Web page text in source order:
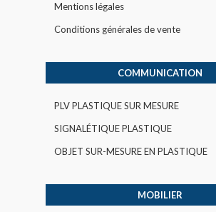
Mentions légales
Conditions générales de vente
COMMUNICATION
PLV PLASTIQUE SUR MESURE
SIGNALÉTIQUE PLASTIQUE
OBJET SUR-MESURE EN PLASTIQUE
MOBILIER